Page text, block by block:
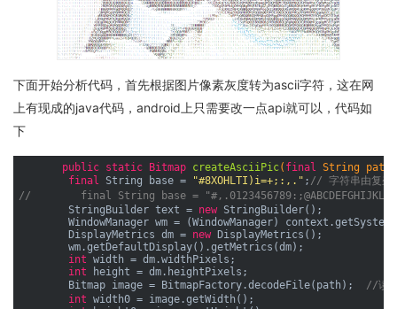
下面开始分析代码，首先根据图片像素灰度转为ascii字符，这在网
上有现成的java代码，android上只需要改一点api就可以，代码如
下
public static Bitmap createAsciiPic( final
String
final
String base = "#8XOHLTI)i=+;:,." ; // 字符串由复杂
//        final String base =
        StringBuilder text =
new StringBuilder();
WindowManager wm = (WindowManager)
        DisplayMetrics dm =
new DisplayMetrics();
        wm.getDefaultDisplay().getMetrics(dm);
int width = dm.widthPixels;
int height = dm.heightPixels;
        Bitmap image = BitmapFactory.decodeFile(path);
//读
int width0 = image.getWidth();